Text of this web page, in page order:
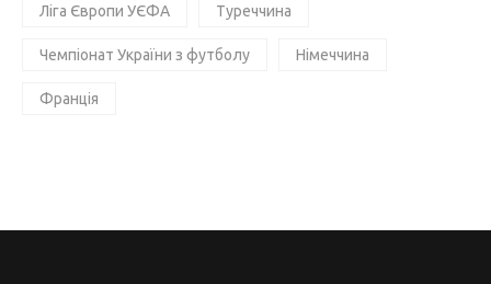
Ліга Європи УЄФА Туреччина
Чемпіонат України з футболу Німеччина
Франція